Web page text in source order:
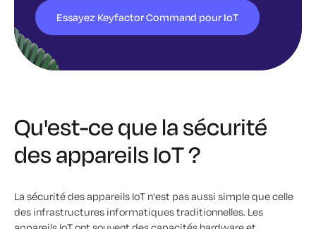
Essayez Keyfactor Command pour IoT
Qu'est-ce que la sécurité
des appareils IoT ?
La sécurité des appareils IoT n'est pas aussi simple que celle
des infrastructures informatiques traditionnelles. Les